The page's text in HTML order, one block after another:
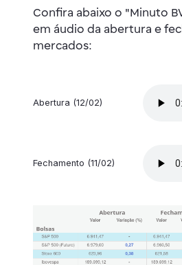
Confira abaixo o "Minuto
em áudio da abertura e
mercados:
Abertura (12/02)
Fechamento (11/02)